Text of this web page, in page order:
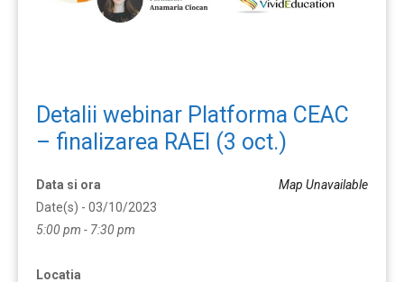
Detalii webinar Platforma CEAC
– finalizarea RAEI (3 oct.)
Map Unavailable
Data si ora
Date(s) - 03/10/2023
5:00 pm - 7:30 pm
Locatia